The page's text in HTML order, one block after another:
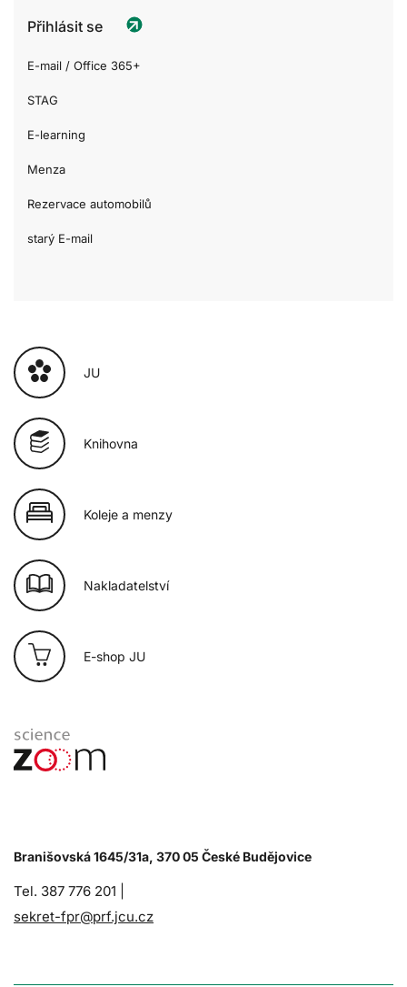
Přihlásit se
E-mail / Office 365+
STAG
E-learning
Menza
Rezervace automobilů
starý E-mail
JU
Knihovna
Koleje a menzy
Nakladatelství
E-shop JU
Branišovská 1645/31a, 370 05 České Budějovice
Tel. 387 776 201 |
sekret-fpr@prf.jcu.cz